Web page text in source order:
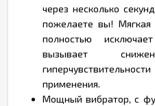
через несколько
пожелаете вы! Мягкая
полностью
вызывает
применения.
Мощный вибратор, с